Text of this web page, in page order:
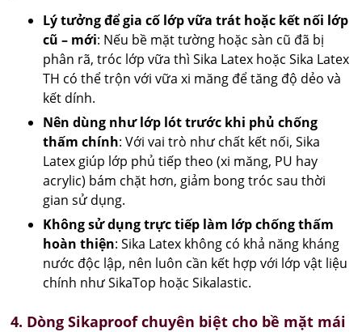
Lý tưởng để gia cố lớp vữa trát hoặc kết nối lớp
cũ – mới: Nếu bề mặt tường hoặc sàn cũ đã bị
phân rã, tróc lớp vữa thì Sika Latex hoặc Sika Latex
TH có thể trộn với vữa xi măng để tăng độ dẻo và
kết dính.
Nên dùng như lớp lót trước khi phủ chống
thấm chính: Với vai trò như chất kết nối, Sika
Latex giúp lớp phủ tiếp theo (xi măng, PU hay
acrylic) bám chặt hơn, giảm bong tróc sau thời
gian sử dụng.
Không sử dụng trực tiếp làm lớp chống thấm
hoàn thiện: Sika Latex không có khả năng kháng
nước độc lập, nên luôn cần kết hợp với lớp vật liệu
chính như SikaTop hoặc Sikalastic.
4. Dòng Sikaproof chuyên biệt cho bề mặt mái